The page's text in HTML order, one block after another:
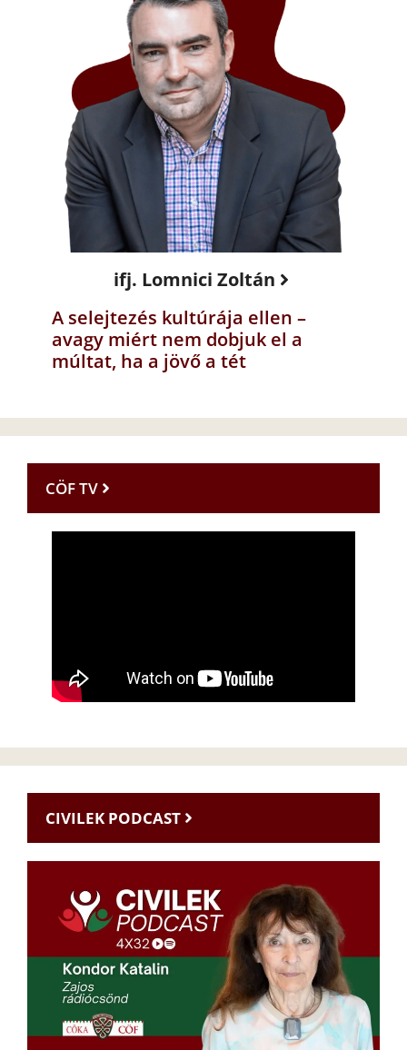
ifj. Lomnici Zoltán
A selejtezés kultúrája ellen –
avagy miért nem dobjuk el a
múltat, ha a jövő a tét
CÖF TV
CIVILEK PODCAST